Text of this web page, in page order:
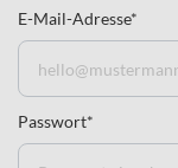
E-Mail-Adresse*
Passwort*